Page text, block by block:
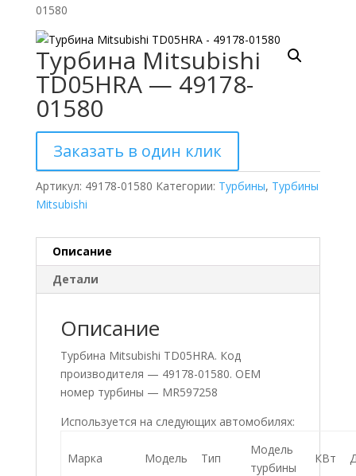
01580
Турбина Mitsubishi
TD05HRA — 49178-
01580
Заказать в один клик
Артикул: 49178-01580 Категории: Турбины, Турбины
Mitsubishi
Описание
Детали
Описание
Турбина Mitsubishi TD05HRA. Код
производителя — 49178-01580. ОЕМ
номер турбины — MR597258
Используется на следующих автомобилях:
Марка Модель Тип
Модель
турбины
КВт